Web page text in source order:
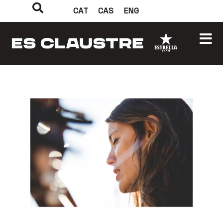
CAT CAS ENG